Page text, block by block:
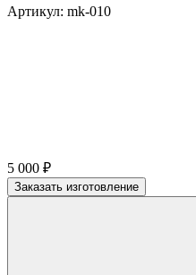
Артикул: mk-010
5 000 ₽
Заказать изготовление